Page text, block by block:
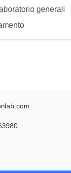
generali